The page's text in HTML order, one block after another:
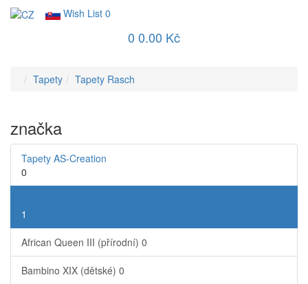
Wish List 0
0 0.00 Kč
Tapety Tapety Rasch
značka
Tapety AS-Creation
0
1
African Queen III (přírodní) 0
Bambino XIX (dětské) 0